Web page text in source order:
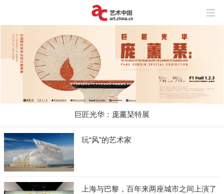
巨匠光华：庞薰琹特展
玩“风”的艺术家
上海与巴黎，百年来两座城市之间上演了